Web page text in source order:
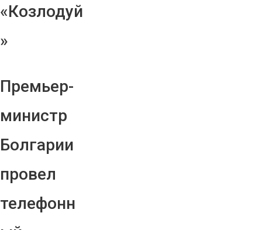
«Козлодуй
»
Премьер-
министр
Болгарии
провел
телефонн